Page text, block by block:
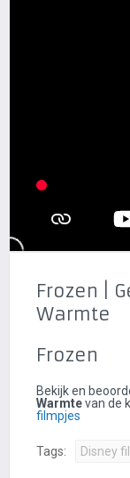
Frozen |
Warmte
Frozen
Bekijk en
Warmtevan de
filmpjes
Tags: Disney